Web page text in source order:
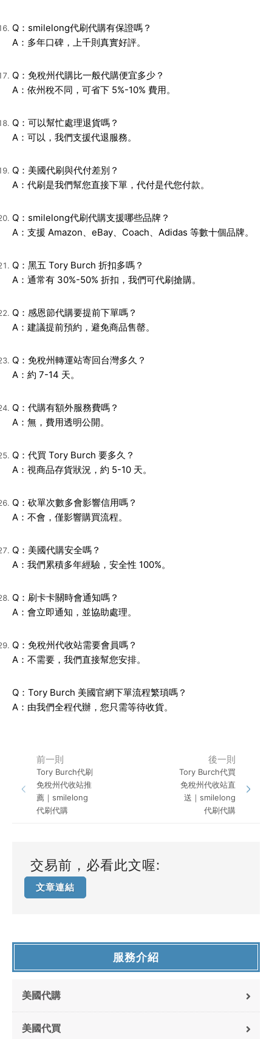
Q：smilelong代刷代購有保證嗎？
A：多年口碑，上千則真實好評。
Q：免稅州代購比一般代購便宜多少？
A：依州稅不同，可省下 5%-10% 費用。
Q：可以幫忙處理退貨嗎？
A：可以，我們支援代退服務。
Q：美國代刷與代付差別？
A：代刷是我們幫您直接下單，代付是代您付款。
Q：smilelong代刷代購支援哪些品牌？
A：支援 Amazon、eBay、Coach、Adidas 等數十個品牌。
Q：黑五 Tory Burch 折扣多嗎？
A：通常有 30%-50% 折扣，我們可代刷搶購。
Q：感恩節代購要提前下單嗎？
A：建議提前預約，避免商品售罄。
Q：免稅州轉運站寄回台灣多久？
A：約 7-14 天。
Q：代購有額外服務費嗎？
A：無，費用透明公開。
Q：代買 Tory Burch 要多久？
A：視商品存貨狀況，約 5-10 天。
Q：砍單次數多會影響信用嗎？
A：不會，僅影響購買流程。
Q：美國代購安全嗎？
A：我們累積多年經驗，安全性 100%。
Q：刷卡卡關時會通知嗎？
A：會立即通知，並協助處理。
Q：免稅州代收站需要會員嗎？
A：不需要，我們直接幫您安排。
Q：Tory Burch 美國官網下單流程繁瑣嗎？
A：由我們全程代辦，您只需等待收貨。
前一則
Tory Burch代刷
免稅州代收站推
薦｜smilelong
代刷代購
後一則
Tory Burch代買
免稅州代收站直
送｜smilelong
代刷代購
交易前，必看此文喔:
文章連結
服務介紹
美國代購
美國代買